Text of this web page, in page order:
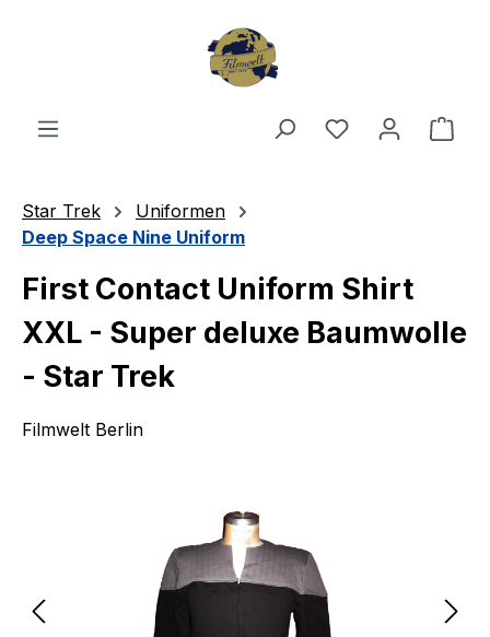
Du hast 0
Star Trek
Uniformen
Deep Space Nine Uniform
First Contact Uniform Shirt
XXL - Super deluxe Baumwolle
- Star Trek
Filmwelt Berlin